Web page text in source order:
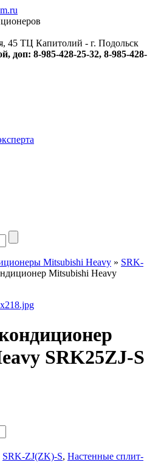
45 ТЦ Капитолий - г. Подольск
доп: 8-985-428-25-32, 8-985-428-
Mitsubishi Heavy » SRK-
Mitsubishi Heavy
SRK25ZJ-S
SRK-ZJ(ZK)-S, Настенные сплит-